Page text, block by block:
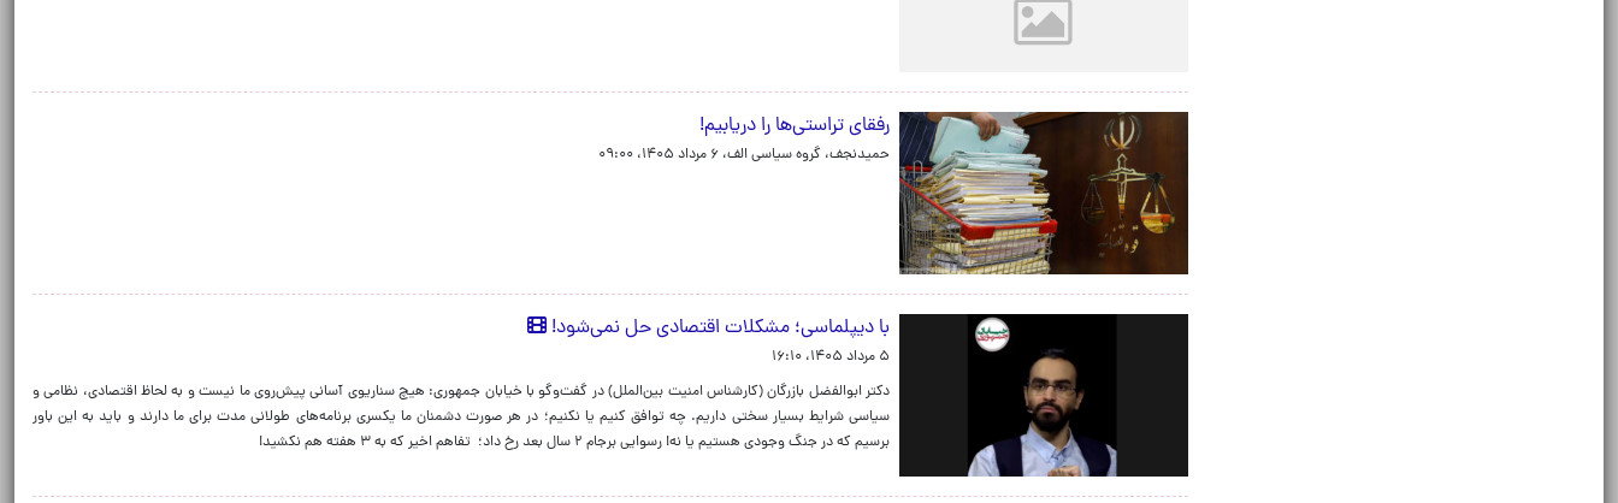
رفقای تراستی‌ها را دریابیم!
حمیدنجف، گروه سیاسی الف، ۶ مرداد ۱۴۰۵، ۰۹:۰۰
با دیپلماسی؛ مشکلات اقتصادی حل نمی‌شود!
۵ مرداد ۱۴۰۵، ۱۶:۱۰
دکتر ابوالفضل بازرگان (کارشناس امنیت بین‌الملل) در گفت‌وگو با خیابان جمهوری: هیچ سناریوی آسانی پیش‌روی ما نیست و به لحاظ اقتصادی، نظامی و
سیاسی شرایط بسیار سختی داریم. چه توافق کنیم یا نکنیم؛ در هر صورت دشمنان ما یکسری برنامه‌های طولانی مدت برای ما دارند و باید به این باور
برسیم که در جنگ وجودی هستیم یا نه! رسوایی برجام ۲ سال بعد رخ داد؛ تفاهم اخیر که به ۳ هفته هم نکشید!